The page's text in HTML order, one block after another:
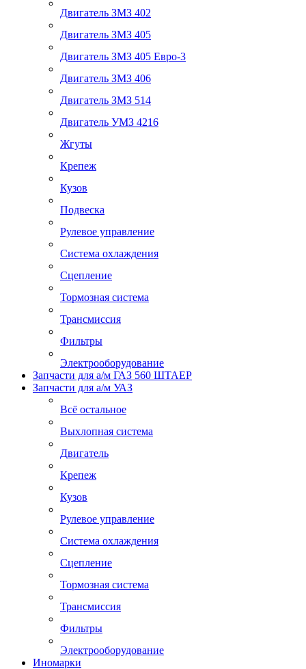
Двигатель ЗМЗ 402
Двигатель ЗМЗ 405
Двигатель ЗМЗ 405 Евро-3
Двигатель ЗМЗ 406
Двигатель ЗМЗ 514
Двигатель УМЗ 4216
Жгуты
Крепеж
Кузов
Подвеска
Рулевое управление
Система охлаждения
Сцепление
Тормозная система
Трансмиссия
Фильтры
Электрооборудование
Запчасти для а/м ГАЗ 560 ШТАЕР
Запчасти для а/м УАЗ
Всё остальное
Выхлопная система
Двигатель
Крепеж
Кузов
Рулевое управление
Система охлаждения
Сцепление
Тормозная система
Трансмиссия
Фильтры
Электрооборудование
Иномарки